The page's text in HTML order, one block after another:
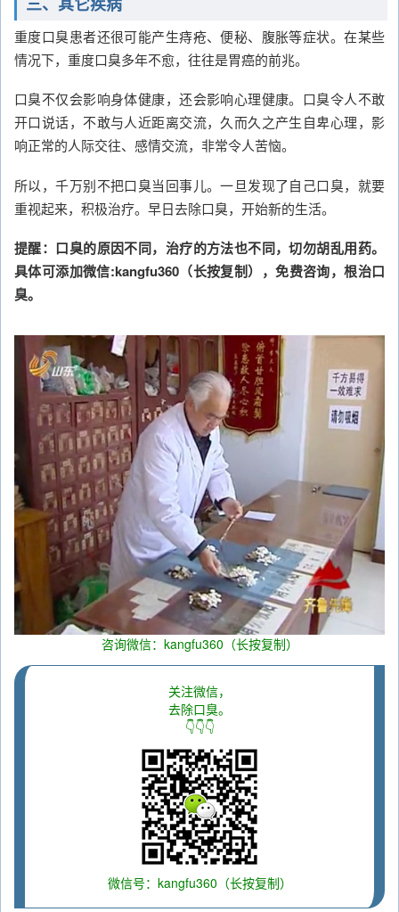
三、其它疾病
重度口臭患者还很可能产生痔疮、便秘、腹胀等症状。在某些
情况下，重度口臭多年不愈，往往是胃癌的前兆。
口臭不仅会影响身体健康，还会影响心理健康。口臭令人不敢
开口说话，不敢与人近距离交流，久而久之产生自卑心理，影
响正常的人际交往、感情交流，非常令人苦恼。
所以，千万别不把口臭当回事儿。一旦发现了自己口臭，就要
重视起来，积极治疗。早日去除口臭，开始新的生活。
提醒：口臭的原因不同，治疗的方法也不同，切勿胡乱用药。
具体可添加微信:kangfu360（长按复制），免费咨询，根治口
臭。
咨询微信：kangfu360（长按复制）
关注微信，
去除口臭。
👇👇👇
微信号：kangfu360（长按复制）